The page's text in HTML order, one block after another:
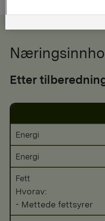
Etter
Energi
Energi
Fett
Hvorav:
- Mettede fettsyrer